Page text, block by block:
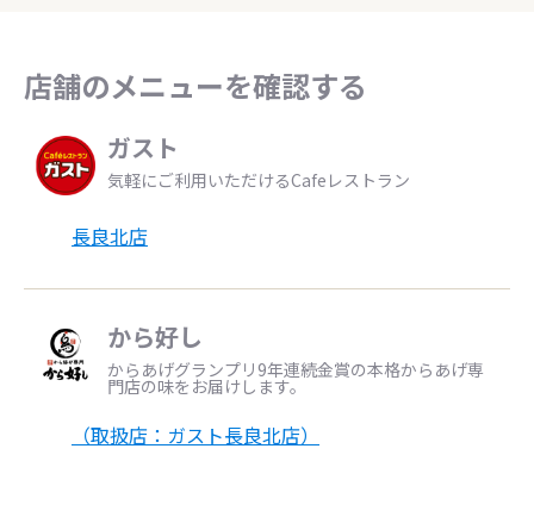
店舗のメニューを確認する
ガスト
気軽にご利用いただけるCafeレストラン
長良北店
から好し
からあげグランプリ9年連続金賞の本格からあげ専
門店の味をお届けします。
（取扱店：ガスト長良北店）